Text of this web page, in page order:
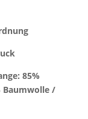
85%
Baumwolle /